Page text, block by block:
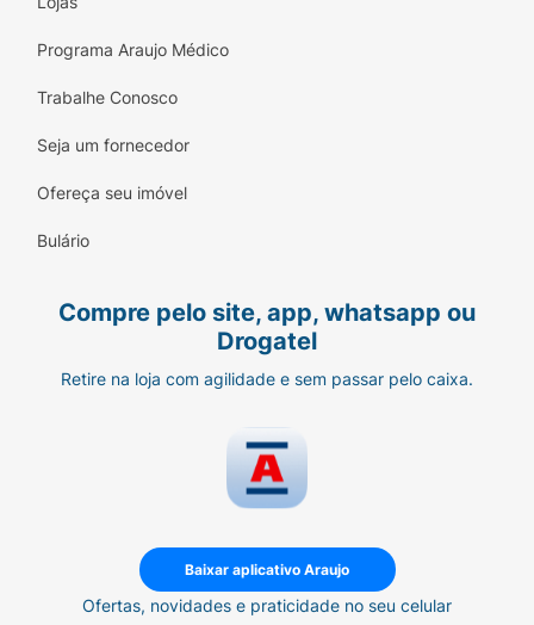
Programa Araujo Médico
Trabalhe Conosco
Seja um fornecedor
Ofereça seu imóvel
Bulário
Compre pelo site, app, whatsapp ou
Drogatel
Retire na loja com agilidade e sem passar pelo caixa.
Baixar aplicativo Araujo
Ofertas, novidades e praticidade no seu celular